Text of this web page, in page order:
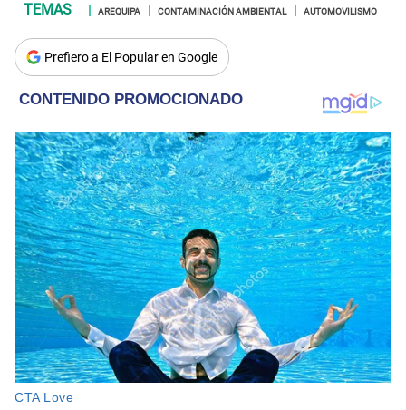
AREQUIPA CONTAMINACIÓN AMBIENTAL AUTOMOVILISMO
Prefiero a El Popular en Google